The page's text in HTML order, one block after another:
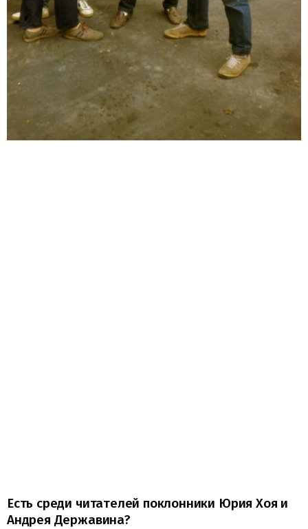
Есть среди читателей поклонники Юрия Хоя и
Андрея Державина?